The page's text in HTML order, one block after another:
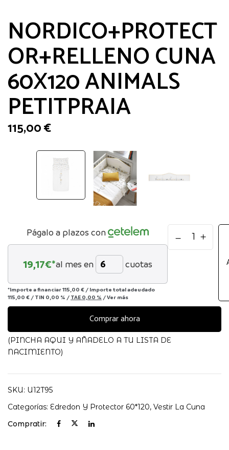
NORDICO+PROTECT
OR+RELLENO CUNA
60X120 ANIMALS
PETITPRAIA
115,00€
Págalo a plazos con
19,17€*al mes en cuotas
*Importe a financiar115,00 € / Importe total adeudado
115,00 € / TIN 0,00 % / TAE 0,00 % /Ver más
CUNA
Comprar ahora
(PINCHA AQUI Y AÑADELO A TU LISTA DE
NACIMIENTO)
SKU: U12T95
Categorías: Edredon Y Protector 60*120, Vestir La Cuna
Compratir: